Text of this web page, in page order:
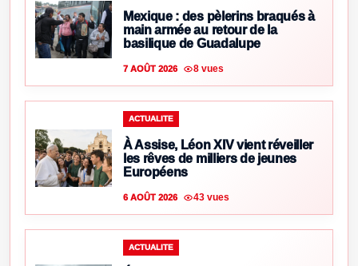
Mexique : des pèlerins braqués à
main armée au retour de la
basilique de Guadalupe
7 AOÛT 2026 8 vues
ACTUALITE
À Assise, Léon XIV vient réveiller
les rêves de milliers de jeunes
Européens
6 AOÛT 2026 43 vues
ACTUALITE